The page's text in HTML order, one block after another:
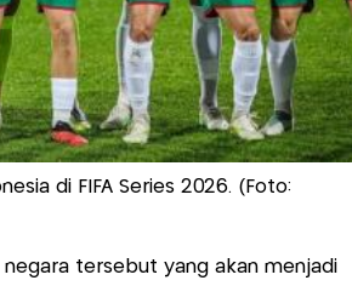
di FIFA Series 2026. (Foto:
tersebut yang akan menjadi